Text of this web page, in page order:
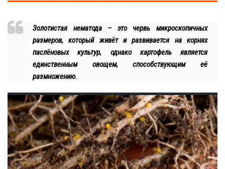
Золотистая нематода – это червь микроскопичных
размеров, который живёт и развивается на корнях
паслёновых культур, однако картофель является
единственным овощем, способствующим её
размножению.